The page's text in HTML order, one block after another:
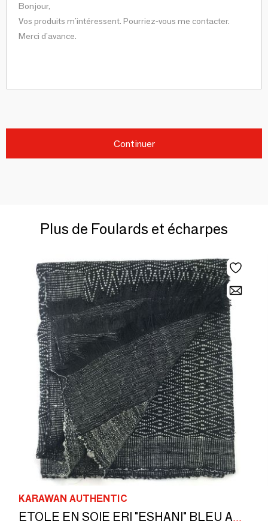
Continuer
Plus de Foulards et écharpes
KARAWAN AUTHENTIC
ETOLE EN SOIE ERI "ESHANI" BLEU ADRIATIC